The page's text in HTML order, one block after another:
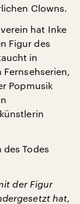
Clowns.
hat Inke
Figur des
in
Popmusik
des Todes
der Figur
hat,